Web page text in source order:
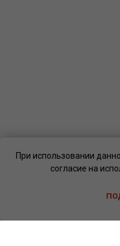
При использовании
согласие на